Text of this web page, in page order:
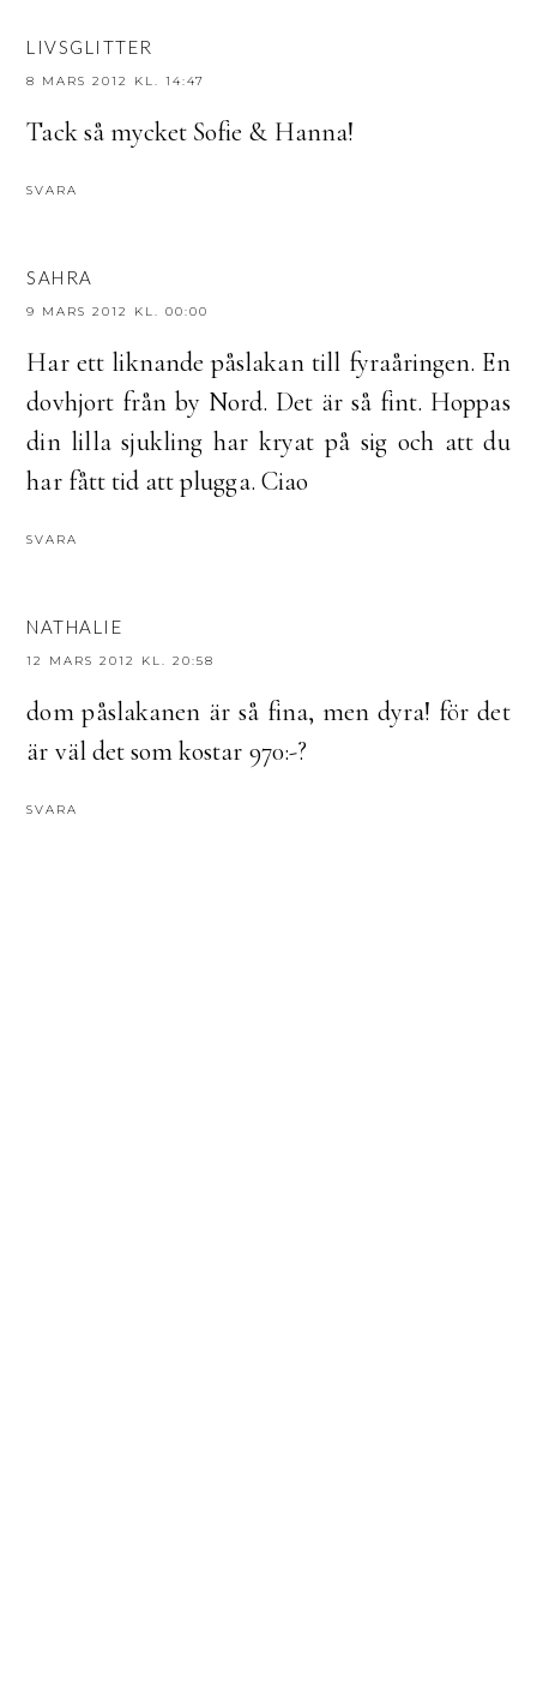
LIVSGLITTER
8 MARS 2012 KL. 14:47
Tack så mycket Sofie & Hanna!
SVARA
SAHRA
9 MARS 2012 KL. 00:00
Har ett liknande påslakan till fyraåringen. En
dovhjort från by Nord. Det är så fint. Hoppas
din lilla sjukling har kryat på sig och att du
har fått tid att plugga. Ciao
SVARA
NATHALIE
12 MARS 2012 KL. 20:58
dom påslakanen är så fina, men dyra! för det
är väl det som kostar 970:-?
SVARA